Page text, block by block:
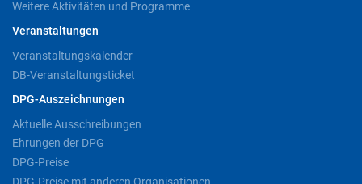
Weitere Aktivitäten und Programme
Veranstaltungen
Veranstaltungskalender
DB-Veranstaltungsticket
DPG-Auszeichnungen
Aktuelle Ausschreibungen
Ehrungen der DPG
DPG-Preise
DPG-Preise mit anderen Organisationen